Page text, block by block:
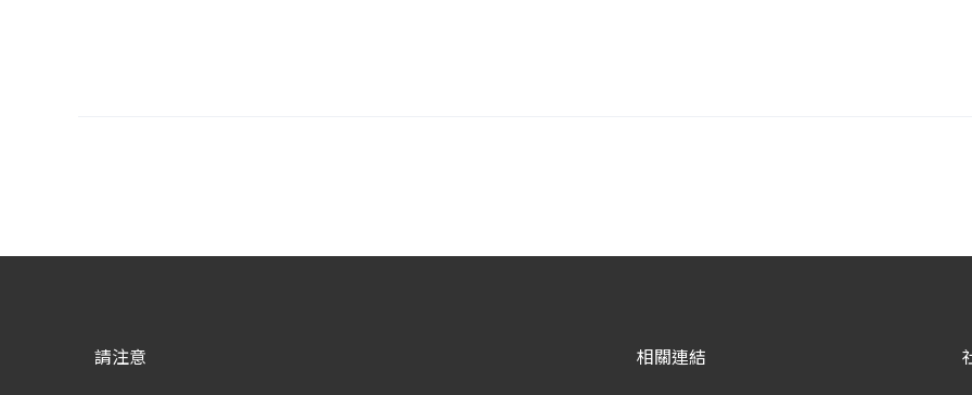
請注意 相關連結